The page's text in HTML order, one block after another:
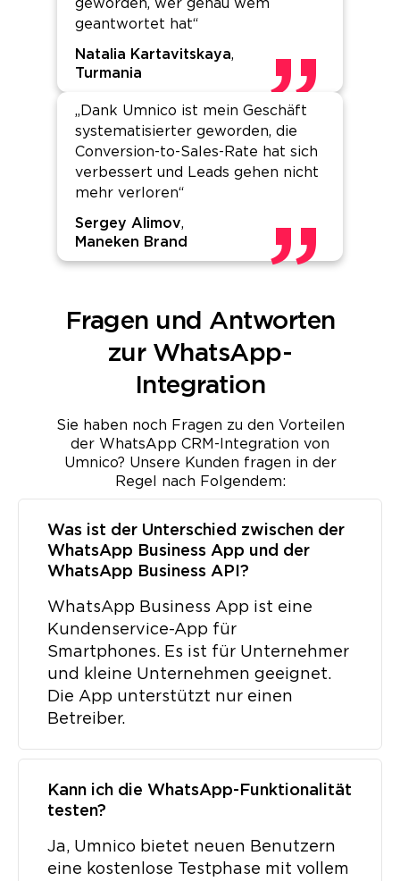
geworden, wer genau wem
geantwortet hat“
Natalia Kartavitskaya,
Turmania
„Dank Umnico ist mein Geschäft
systematisierter geworden, die
Conversion-to-Sales-Rate hat sich
verbessert und Leads gehen nicht
mehr verloren“
Sergey Alimov,
Maneken Brand
Fragen und Antworten
zur WhatsApp-
Integration
Sie haben noch Fragen zu den Vorteilen
der WhatsApp CRM-Integration von
Umnico? Unsere Kunden fragen in der
Regel nach Folgendem:
Was ist der Unterschied zwischen der
WhatsApp Business App und der
WhatsApp Business API?
WhatsApp Business App ist eine
Kundenservice-App für
Smartphones. Es ist für Unternehmer
und kleine Unternehmen geeignet.
Die App unterstützt nur einen
Betreiber.
Kann ich die WhatsApp-Funktionalität
testen?
Ja, Umnico bietet neuen Benutzern
eine kostenlose Testphase mit vollem